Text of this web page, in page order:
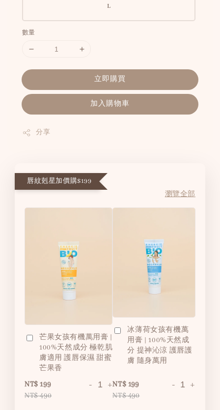
L
數量
立即購買
加入購物車
分享
唇紋剋星加價購$199
瀏覽全部
芒果女孩有機萬用膏 |
100%天然成分 極乾肌
膚適用 護唇保濕 甜蜜
芒果香
NT$ 199
NT$ 490
- +
冰薄荷女孩有機萬
用膏 | 100%天然成
分 提神沁涼 護唇護
膚 隨身萬用
NT$ 199
NT$ 490
- +